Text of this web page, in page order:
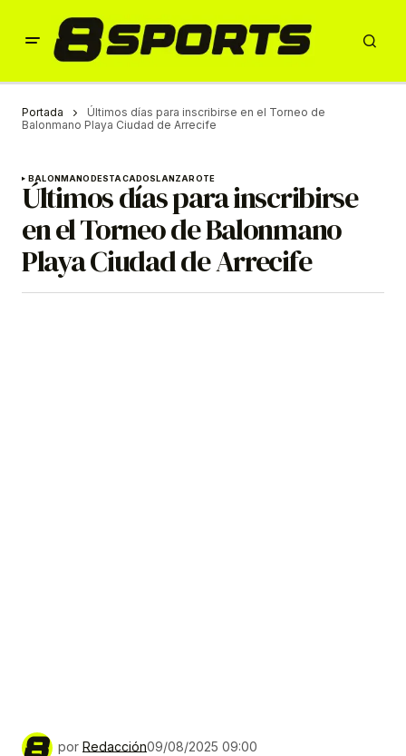
Portada
Últimos días para inscribirse en el Torneo de
Balonmano Playa Ciudad de Arrecife
BALONMANODESTACADOSLANZAROTE
Últimos días para inscribirse
en el Torneo de Balonmano
Playa Ciudad de Arrecife
por Redacción09/08/2025 09:00